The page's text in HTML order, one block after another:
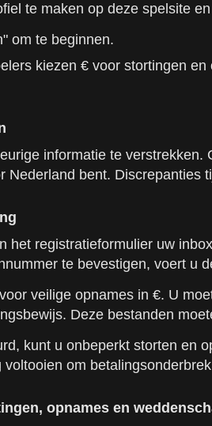
te maken op deze spelsite
om te beginnen.
kiezen € voor stortingen
informatie te
Nederland bent.
het registratieformulier uw
te bevestigen, voert u
veilige opnames in €. U
Deze bestanden
kunt u onbeperkt storten en
om
opnames en